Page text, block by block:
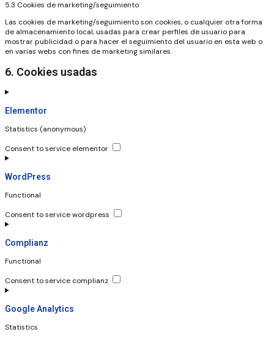
5.3 Cookies de marketing/seguimiento
Las cookies de marketing/seguimiento son cookies, o cualquier otra forma
de almacenamiento local, usadas para crear perfiles de usuario para
mostrar publicidad o para hacer el seguimiento del usuario en esta web o
en varias webs con fines de marketing similares.
6. Cookies usadas
Elementor
Statistics (anonymous)
Consent to service elementor
WordPress
Functional
Consent to service wordpress
Complianz
Functional
Consent to service complianz
Google Analytics
Statistics